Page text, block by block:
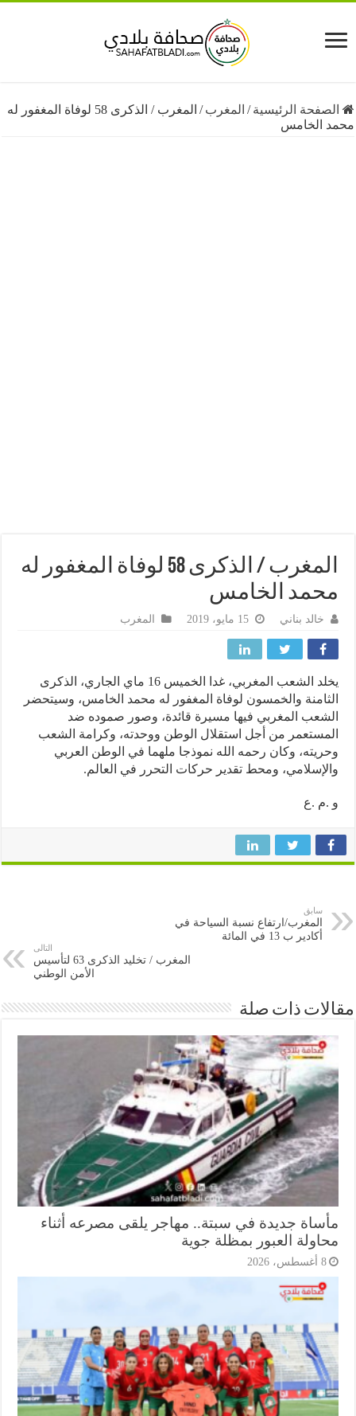
الرئيسية /المغرب/
المغرب / الذكرى 58 لوفاة المغفور له
الخامس
المغرب / الذكرى 58 لوفاة المغفور له
الخامس
خالد بناني المغرب
يخلد الشعب المغربي، غدا الخميس 16 ماي الجاري، الذكرى
والخمسون لوفاة المغفور له محمد الخامس، وسيتحضر
المغربي فيها مسيرة قائدة، وصور صموده ضد
من أجل استقلال الوطن ووحدته، وكرامة الشعب
وكان رحمه الله نموذجا ملهما في الوطن العربي
ومحط تقدير حركات التحرر في العالم.
.ع
المغرب/ارتفاع نسبة السياحة في
أكادير ب 13 في المائة
المغرب / تخليد الذكرى 63 لتأسيس
الأمن الوطني
ذات صلة
جديدة في سبتة.. مهاجر يلقى مصرعه أثناء
العبور بمظلة جوية